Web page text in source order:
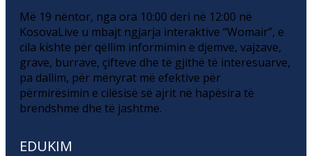
Më 19 nëntor, nga ora 10:00 deri në 12:00 në
KosovaLive u mbajt ngjarja interaktive “Womair”, e
cila kishte për qëllim informimin e djemve, vajzave,
grave, burrave, çifteve dhe të gjithë të interesuarve,
pa dallim, për mënyrat më efektive për
përmirësimin e cilësisë së ajrit në hapësira të
brendshme dhe të jashtme.
EDUKIM